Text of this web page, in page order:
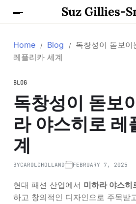
Suz Gillies-
Home Blog
독창성이 돋보
레플리카 세계
BLOG
독창성이 돋보
라 야스히로 레
계
BYCAROLCHOLLAND FEBRUARY 7, 2025
현대 패션 산업에서 미하라 야스히
하고 창의적인 디자인으로 주목받